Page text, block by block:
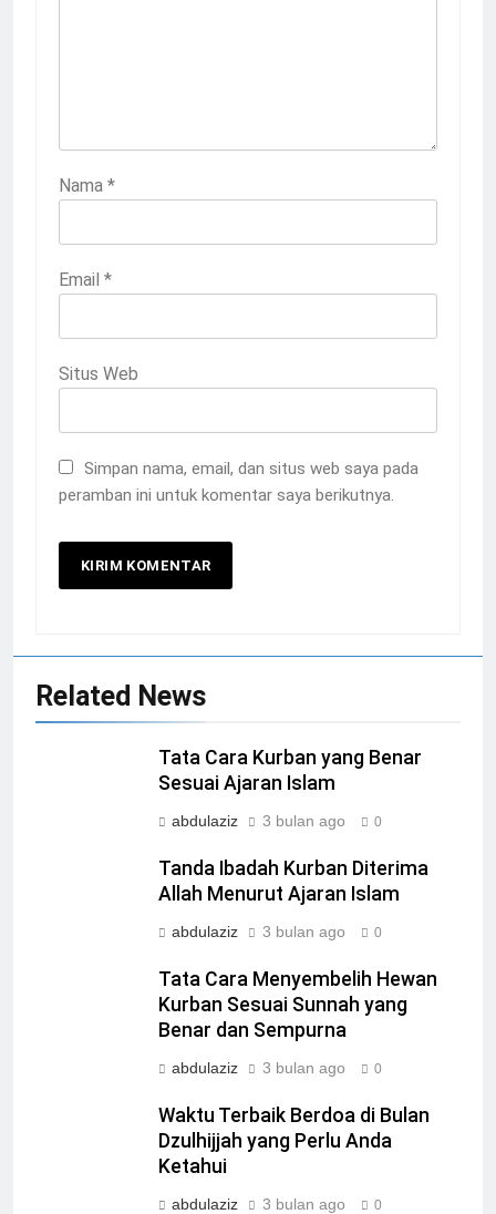
Nama *
Email *
Situs Web
Simpan nama, email, dan situs web saya pada
peramban ini untuk komentar saya berikutnya.
Related News
Tata Cara Kurban yang Benar
Sesuai Ajaran Islam
abdulaziz 3 bulan ago 0
Tanda Ibadah Kurban Diterima
Allah Menurut Ajaran Islam
abdulaziz 3 bulan ago 0
Tata Cara Menyembelih Hewan
Kurban Sesuai Sunnah yang
Benar dan Sempurna
abdulaziz 3 bulan ago 0
Waktu Terbaik Berdoa di Bulan
Dzulhijjah yang Perlu Anda
Ketahui
abdulaziz 3 bulan ago 0